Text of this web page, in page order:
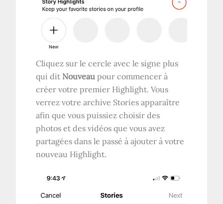
Cliquez sur le cercle avec le signe plus
qui dit Nouveau pour commencer à
créer votre premier Highlight. Vous
verrez votre archive Stories apparaître
afin que vous puissiez choisir des
photos et des vidéos que vous avez
partagées dans le passé à ajouter à votre
nouveau Highlight.